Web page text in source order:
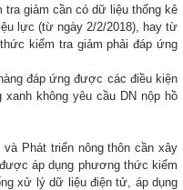
giảm cần có dữ liệu thống kê
lực (từ ngày 2/2/2018), hay từ
kiểm tra giảm phải đáp ứng
đáp ứng được các điều kiện
không yêu cầu DN nộp hồ
Phát triển nông thôn cần xây
áp dụng phương thức kiểm
xử lý dữ liệu điện tử, áp dụng